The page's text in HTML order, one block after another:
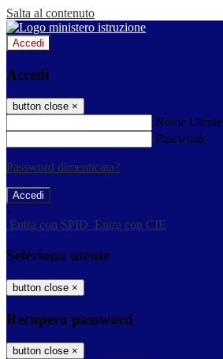
Salta al contenuto
Accedi
Accedi
button close ×
Nome Utente
Password
Password dimenticata?
-
Entra con SPID Entra con CIE
Seleziona utente
button close ×
Recupero password
button close ×